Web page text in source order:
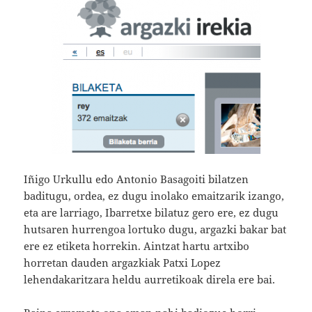
Iñigo Urkullu edo Antonio Basagoiti bilatzen
baditugu, ordea, ez dugu inolako emaitzarik izango,
eta are larriago, Ibarretxe bilatuz gero ere, ez dugu
hutsaren hurrengoa lortuko dugu, argazki bakar bat
ere ez etiketa horrekin. Aintzat hartu artxibo
horretan dauden argazkiak Patxi Lopez
lehendakaritzara heldu aurretikoak direla ere bai.